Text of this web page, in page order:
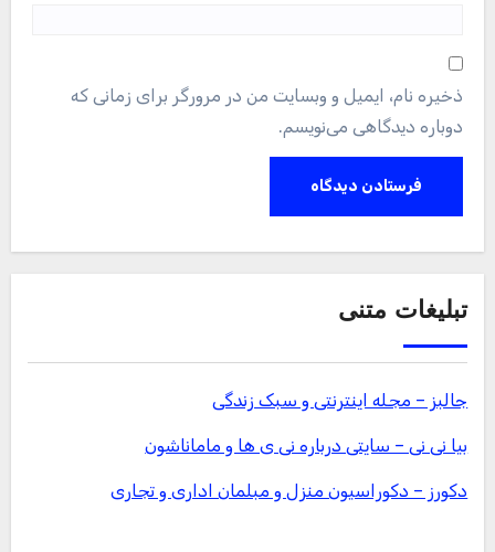
ذخیره نام، ایمیل و وبسایت من در مرورگر برای زمانی که
دوباره دیدگاهی می‌نویسم.
تبلیغات متنی
جالبز – مجله اینترنتی و سبک زندگی
بیا نی نی – سایتی درباره نی ی ها و ماماناشون
دکورز – دکوراسیون منزل و مبلمان اداری و تجاری